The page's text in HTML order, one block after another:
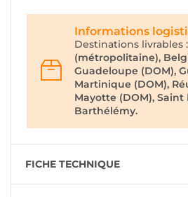
Informations
Destinations livrables :
(métropolitaine),
Guadeloupe (DOM),
Martinique (DOM),
Mayotte (DOM),
Barthélémy.
FICHE TECHNIQUE